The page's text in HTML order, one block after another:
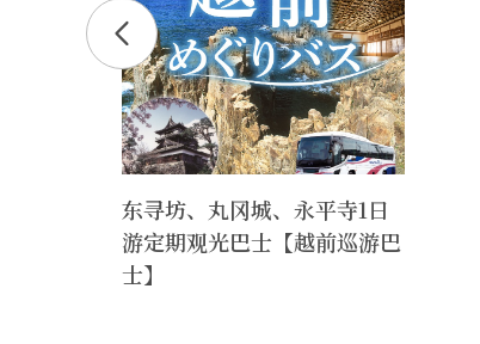
东寻坊、丸冈城、永平寺1日
游定期观光巴士【越前巡游巴
士】